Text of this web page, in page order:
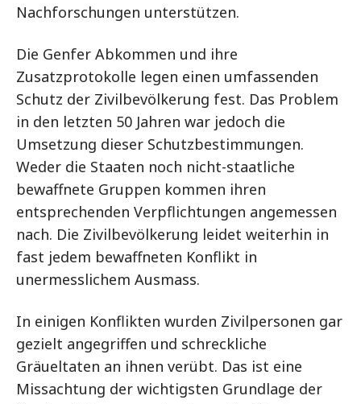
Nachforschungen unterstützen.
Die Genfer Abkommen und ihre
Zusatzprotokolle legen einen umfassenden
Schutz der Zivilbevölkerung fest. Das Problem
in den letzten 50 Jahren war jedoch die
Umsetzung dieser Schutzbestimmungen.
Weder die Staaten noch nicht-staatliche
bewaffnete Gruppen kommen ihren
entsprechenden Verpflichtungen angemessen
nach. Die Zivilbevölkerung leidet weiterhin in
fast jedem bewaffneten Konflikt in
unermesslichem Ausmass.
In einigen Konflikten wurden Zivilpersonen gar
gezielt angegriffen und schreckliche
Gräueltaten an ihnen verübt. Das ist eine
Missachtung der wichtigsten Grundlage der